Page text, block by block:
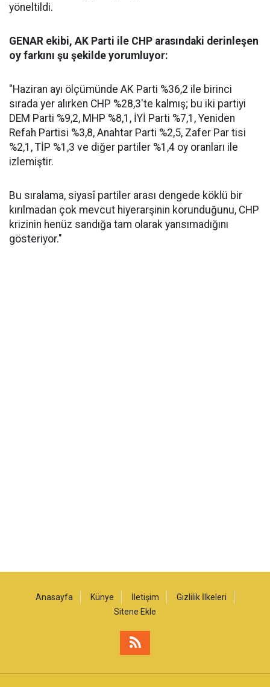
yöneltildi.
GENAR ekibi, AK Parti ile CHP arasındaki derinleşen
oy farkını şu şekilde yorumluyor:
"Haziran ayı ölçümünde AK Parti %36,2 ile birinci
sırada yer alırken CHP %28,3'te kalmış; bu iki partiyi
DEM Parti %9,2, MHP %8,1, İYİ Parti %7,1, Yeniden
Refah Partisi %3,8, Anahtar Parti %2,5, Zafer Par tisi
%2,1, TİP %1,3 ve diğer partiler %1,4 oy oranları ile
izlemiştir.
Bu sıralama, siyasî partiler arası dengede köklü bir
kırılmadan çok mevcut hiyerarşinin korunduğunu, CHP
krizinin henüz sandığa tam olarak yansımadığını
gösteriyor."
Anasayfa Künye İletişim
Gizlilik İlkeleri
Sitene Ekle